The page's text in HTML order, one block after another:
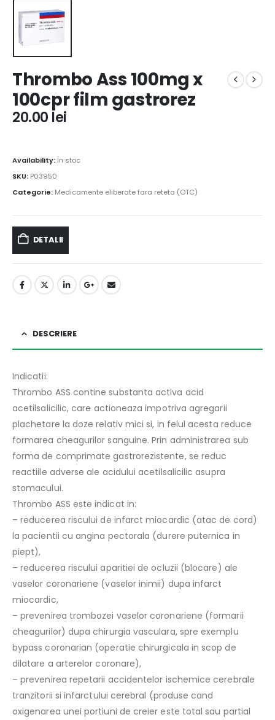
Thrombo Ass 100mg x
100cpr film gastrorez
20.00 lei
Availability:În stoc
SKU: P03950
Categorie: Medicamente eliberate fara reteta (OTC)
DETALII
DESCRIERE
Indicatii:
Thrombo ASS contine substanta activa acid
acetilsalicilic, care actioneaza impotriva agregarii
plachetare la doze relativ mici si, in felul acesta reduce
formarea cheagurilor sanguine. Prin administrarea sub
forma de comprimate gastrorezistente, se reduc
reactiile adverse ale acidului acetilsalicilic asupra
stomacului.
Thrombo ASS este indicat in:
– reducerea riscului de infarct miocardic (atac de cord)
la pacientii cu angina pectorala (durere puternica in
piept),
– reducerea riscului aparitiei de ocluzii (blocare) ale
vaselor coronariene (vaselor inimii) dupa infarct
miocardic,
– prevenirea trombozei vaselor coronariene (formarii
cheagurilor) dupa chirurgia vasculara, spre exemplu
bypass coronarian (operatie chirurgicala in scop de
dilatare a arterelor coronare),
– prevenirea repetarii accidentelor ischemice cerebrale
tranzitorii si infarctului cerebral (produse cand
oxigenarea unei portiuni de creier este total sau partial